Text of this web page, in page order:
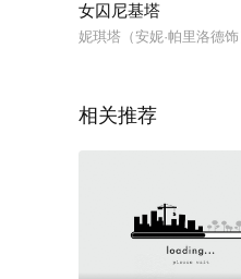
女囚尼基塔
妮琪塔（安妮·帕里洛德
相关推荐